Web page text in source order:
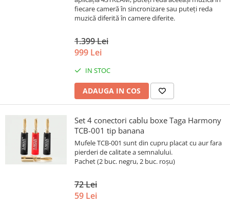
fiecare cameră în sincronizare sau puteți reda
muzică diferită în camere diferite.
1.399 Lei
999 Lei
IN STOC
ADAUGA IN COS
Set 4 conectori cablu boxe Taga Harmony
TCB-001 tip banana
Mufele TCB-001 sunt din cupru placat cu aur fara
pierderi de calitate a semnalului.
Pachet (2 buc. negru, 2 buc. roșu)
72 Lei
59 Lei